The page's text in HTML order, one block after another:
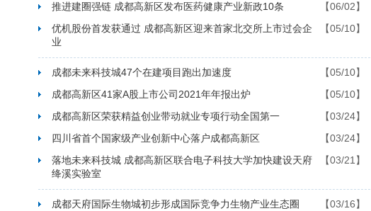
推进建圈强链 成都高新区发布医药健康产业新政10条
【06/02】
优机股份首发获通过 成都高新区迎来首家北交所上市过会企
业
【05/10】
成都未来科技城47个在建项目跑出加速度
【05/10】
成都高新区41家A股上市公司2021年年报出炉
【05/10】
成都高新区荣获精益创业带动就业专项行动全国第一
【03/24】
四川省首个国家级产业创新中心落户成都高新区
【03/24】
落地未来科技城 成都高新区联合电子科技大学加快建设天府
绛溪实验室
【03/21】
成都天府国际生物城初步形成国际竞争力生物产业生态圈
【03/16】